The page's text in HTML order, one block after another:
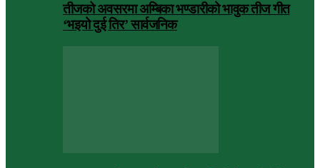
तीजको अवसरमा अम्बिका भण्डारीको भावुक तीज गीत
‘भइयो दुई तिर’ सार्वजनिक